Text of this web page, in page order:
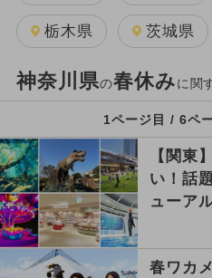
栃木県 茨城県
神奈川県の春休みに関
1ページ目 / 6ペ
【関東
い！話
ューア
春ワカ